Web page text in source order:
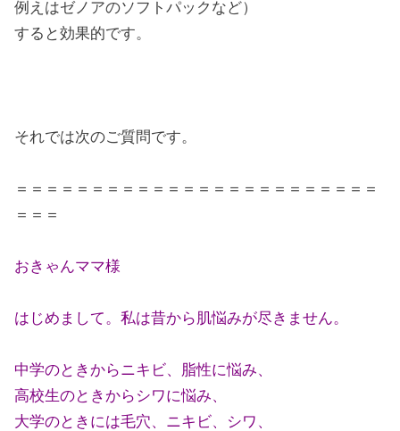
例えはゼノアのソフトパックなど）
すると効果的です。
それでは次のご質問です。
＝＝＝＝＝＝＝＝＝＝＝＝＝＝＝＝＝＝＝＝＝＝＝＝
＝＝＝
おきゃんママ様
はじめまして。私は昔から肌悩みが尽きません。
中学のときからニキビ、脂性に悩み、
高校生のときからシワに悩み、
大学のときには毛穴、ニキビ、シワ、